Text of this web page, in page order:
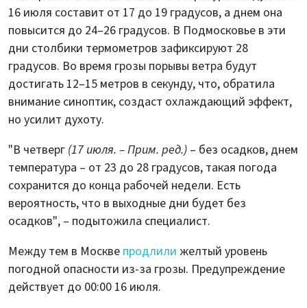
16 июля составит от 17 до 19 градусов, а днем она
повысится до 24–26 градусов. В Подмосковье в эти
дни столбики термометров зафиксируют 28
градусов. Во время грозы порывы ветра будут
достигать 12–15 метров в секунду, что, обратила
внимание синоптик, создаст охлаждающий эффект,
но усилит духоту.
"В четверг (17 июля. – Прим. ред.) – без осадков, днем
температура – от 23 до 28 градусов, такая погода
сохранится до конца рабочей недели. Есть
вероятность, что в выходные дни будет без
осадков", – подытожила специалист.
Между тем в Москве продлили желтый уровень
погодной опасности из-за грозы. Предупреждение
действует до 00:00 16 июля.